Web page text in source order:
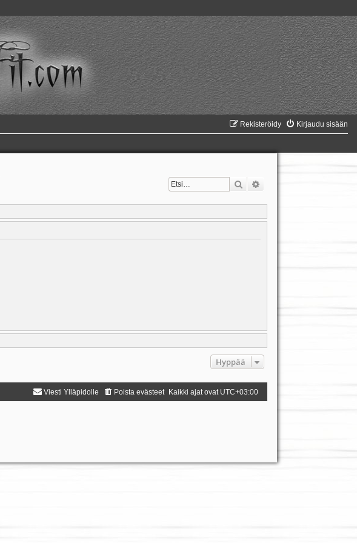
Kirjaudu sisään
Rekisteröidy
Etsi
Hyppää
Kaikki ajat ovat UTC+03:00
Poista evästeet
Viesti Ylläpidolle